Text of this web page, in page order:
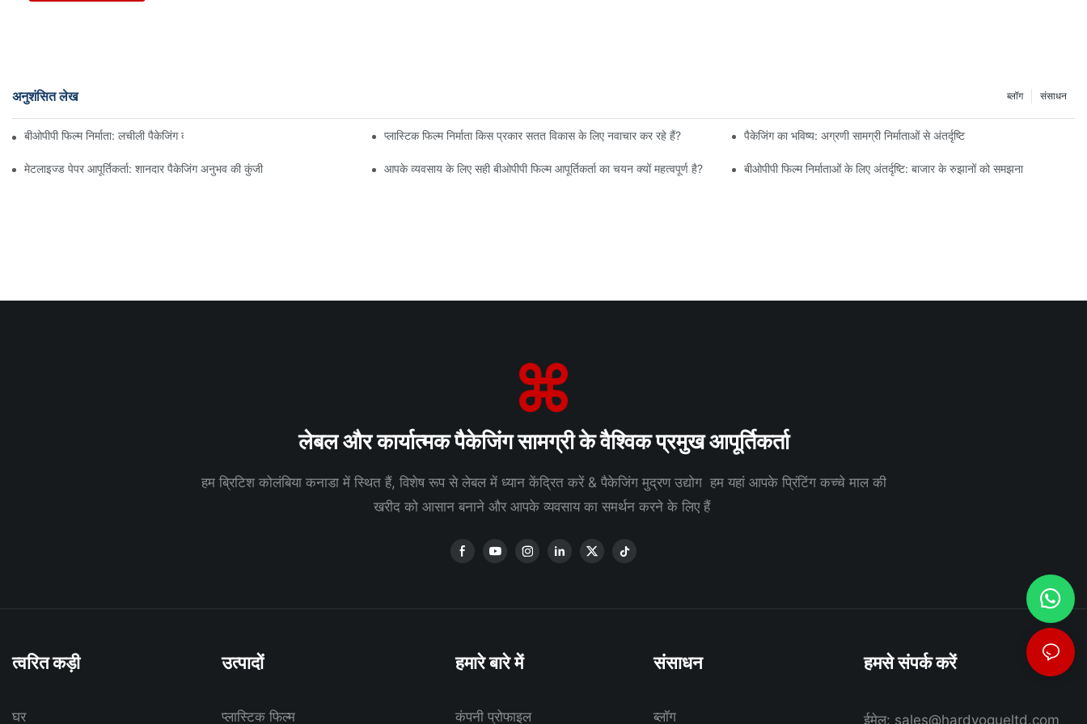
अनुशंसित लेख संसाधन
ब्लॉग
बीओपीपी फिल्म निर्माता: लचीली पैकेजिंग की रीढ़ की हड्डी प्लास्टिक फिल्म निर्माता किस प्रकार सतत विकास के लिए नवाचार कर रहे हैं? पैकेजिंग का भविष्य: अग्रणी सामग्री निर्माताओं से अंतर्दृष्टि
मेटलाइज्ड पेपर आपूर्तिकर्ता: शानदार पैकेजिंग अनुभव की कुंजी आपके व्यवसाय के लिए सही बीओपीपी फिल्म आपूर्तिकर्ता का चयन क्यों महत्वपूर्ण है? बीओपीपी फिल्म निर्माताओं के लिए अंतर्दृष्टि: बाजार के रुझानों को समझना
लेबल और कार्यात्मक पैकेजिंग सामग्री के वैश्विक प्रमुख आपूर्तिकर्ता
हम ब्रिटिश कोलंबिया कनाडा में स्थित हैं, विशेष रूप से लेबल में ध्यान केंद्रित करें & पैकेजिंग मुद्रण उद्योग हम यहां आपके प्रिंटिंग कच्चे माल की
खरीद को आसान बनाने और आपके व्यवसाय का समर्थन करने के लिए हैं
त्वरित कड़ी
घर
उत्पादों
प्लास्टिक फिल्म
हमारे बारे में
कंपनी प्रोफाइल
संसाधन
ब्लॉग
हमसे संपर्क करें
ईमेल: sales@hardvogueltd.com